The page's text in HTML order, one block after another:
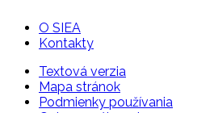
O SIEA
Kontakty
Textová verzia
Mapa stránok
Podmienky používania